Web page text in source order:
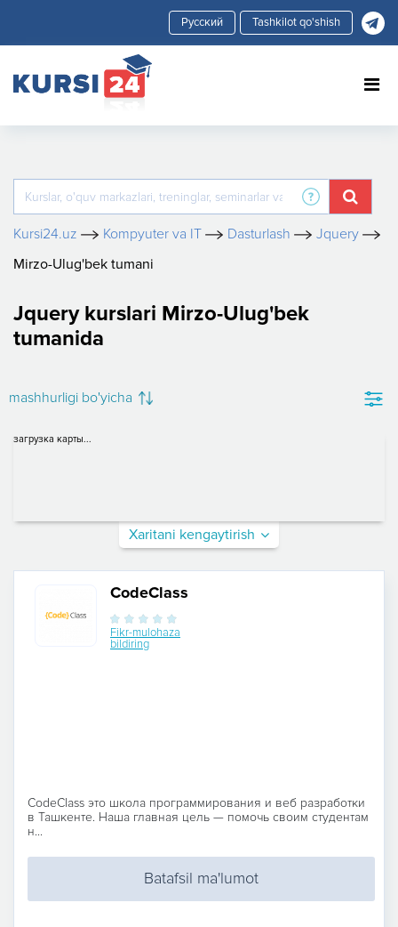
Tashkilot qo'shish
Kursi24.uz Kompyuter va IT Dasturlash
Jquery
Mirzo-Ulug'bek tumani
Jquery kurslari Mirzo-Ulug'bek
tumanida
mashhurligi bo'yicha
загрузка карты...
Xaritani kengaytirish
CodeClass
Fikr-mulohaza
bildiring
CodeСlass это школа программирования и веб разработки
в Ташкенте. Наша главная цель — помочь своим студентам
н...
Batafsil ma'lumot